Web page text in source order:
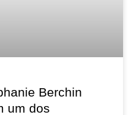
Berchin
um dos